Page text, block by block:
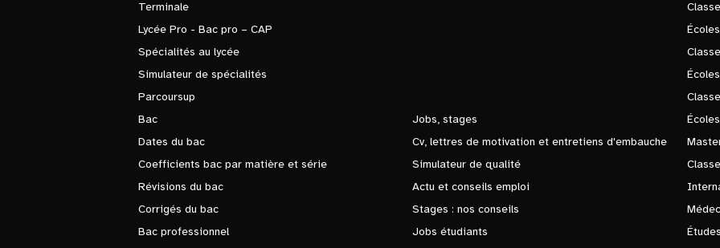
Terminale
Lycée Pro - Bac pro – CAP
Spécialités au lycée
Simulateur de spécialités
Parcoursup
Bac
Dates du bac
Coefficients bac par matière et série
Révisions du bac
Corrigés du bac
Bac professionnel
Jobs, stages
Cv, lettres de motivation et entretiens d'embauche
Simulateur de qualité
Actu et conseils emploi
Stages : nos conseils
Jobs étudiants